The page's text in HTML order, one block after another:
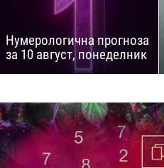
Нумерологична прогноза
за 10 август, понеделник